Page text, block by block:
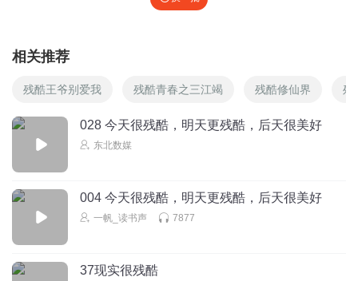
会变得很卑微，就开始仇恨这个社会，开始抱怨周边的人，
甚至伤害自己最亲最爱的人。
很多人他们不努力去赚钱，最后只能去借钱，因为不会赚
钱，所以还不起钱，最终就会成为老赖。更严重的，还会干
但是，当你振作精神，努力去奋斗拼搏，不断的去学习释放
价值，聚焦到自己的工作和项目当中，每天坚持早起。慢慢
的你就会发现你眼中的世界跟以前会完全不一样。而且你会
相关推荐
残酷王爷别爱我 残酷青春之三江竭 残酷修仙界 残
028 今天很残酷，明天更残酷，后天很美好
东北数媒
004 今天很残酷，明天更残酷，后天很美好
一帆_读书声 7877
37现实很残酷